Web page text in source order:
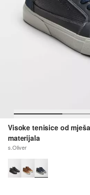
Visoke tenisice od
materijala
s.Oliver